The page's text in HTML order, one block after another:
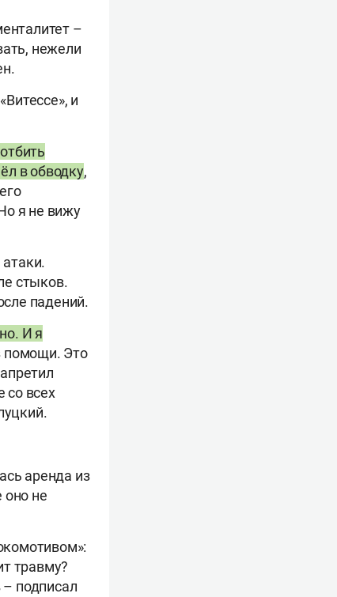
–
нежели
и
в обводку,
я не вижу
стыков.
падений.
И я
помощи. Это
со всех
аренда из
оно не
травму?
подписал